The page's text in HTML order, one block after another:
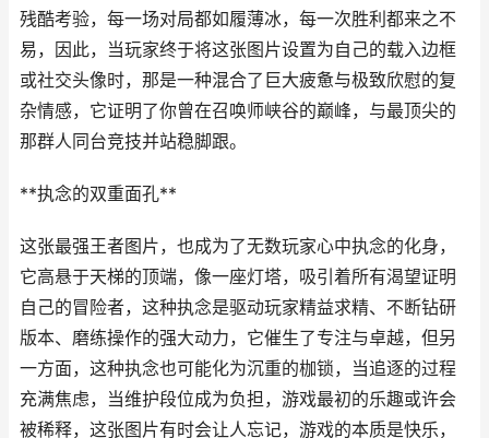
残酷考验，每一场对局都如履薄冰，每一次胜利都来之不
易，因此，当玩家终于将这张图片设置为自己的载入边框
或社交头像时，那是一种混合了巨大疲惫与极致欣慰的复
杂情感，它证明了你曾在召唤师峡谷的巅峰，与最顶尖的
那群人同台竞技并站稳脚跟。
**执念的双重面孔**
这张最强王者图片，也成为了无数玩家心中执念的化身，
它高悬于天梯的顶端，像一座灯塔，吸引着所有渴望证明
自己的冒险者，这种执念是驱动玩家精益求精、不断钻研
版本、磨练操作的强大动力，它催生了专注与卓越，但另
一方面，这种执念也可能化为沉重的枷锁，当追逐的过程
充满焦虑，当维护段位成为负担，游戏最初的乐趣或许会
被稀释，这张图片有时会让人忘记，游戏的本质是快乐，